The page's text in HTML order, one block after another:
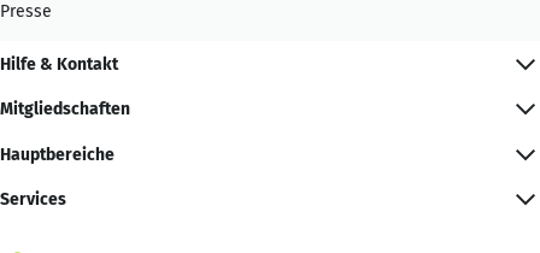
Presse
Hilfe & Kontakt
Mitgliedschaften
Hauptbereiche
Services